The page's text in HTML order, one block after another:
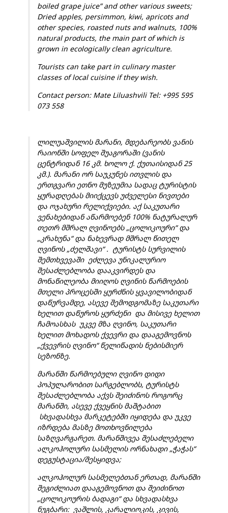
boiled grape juice” and other various sweets;
Dried apples, persimmon, kiwi, apricots and
other species, roasted nuts and walnuts, 100%
natural products, the main part of which is
grown in ecologically clean agriculture.
Tourists can take part in culinary master
classes of local cuisine if they wish.
Contact person: Mate Liluashvili Tel: +995 595
073 558
ლილუაშვილის მარანი, მდებარეობს ვანის
რაიონში სოფელ შუაგორაში (ვანის
ცენტრიდან 16 კმ. ხოლო ქ. ქუთაისიდან 25
კმ.). მარანი ორ საუკუნეს ითვლის და
ერთგვარი ეთნო მუზეუმია სადაც ტურისტის
ყურადღებას მიიქცევს უძველესი ნივთები
და ოჯახური რელიქვიები. აქ საკუთარი
ვენახებიდან აწარმოებენ 100% ნატურალურ
თეთრ მშრალ ღვინოებს „ცოლიკოური“ და
„კრახუნა“ და ნახევრად მშრალ წითელ
ღვინოს „ძელშავი“ . ტურისტს სურვილის
შემთხვევაში ეძლევა უნიკალურიო
შესაძლებლობა დააკვირდეს და
მონაწილეობა მიიღოს ღვინის წარმოების
მთელი პროცესში ყურძნის ყვავილობიდან
დაწურვამდე, ასევე შემოდგომაზე საკუთარი
ხელით დაწუროს ყურძენი და მისივე ხელით
ჩამოასხას უკვე მზა ღვინო, საკუთარი
ხელით მოხადოს ქვევრი და დააგემოვნოს
„ქვევრის ღვინო“ წელიწადის ნებისმიერ
სეზონზე.
მარანში წარმოებული ღვინო დიდი
პოპულარობით სარგებლობს, ტურისტს
შესაძლებლობა აქვს შეიძინოს როგორც
მარანში, ასევე ქვეყნის მაშტაბით
სხვადასხვა მარკეტებში იყიდება და უკვე
იზრდება მასზე მოთხოვნილება
საზღვარგარეთ. მარანშივეა შესაძლებელი
ალკოჰოლური სასმელის ორნახადი „ჭაჭას“
დეგუსტაცია/შესყიდვა;
ალკოჰოლურ სასმელებთან ერთად, მარანში
შეგიძლიათ დააგემოვნოთ და შეიძინოთ
„ცოლიკოურის ბადაგი“ და სხვადასხვა
ნუგბარი: ვაშლის, კარალიოკის, კივის,